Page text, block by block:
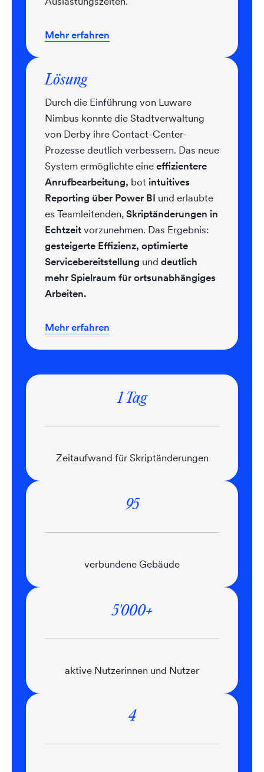
Mehr erfahren
Lösung
Durch die Einführung von Luware
Nimbus konnte die Stadtverwaltung
von Derby ihre Contact-Center-
Prozesse deutlich verbessern. Das neue
System ermöglichte eineeffizientere
Anrufbearbeitung, bot intuitives
Reporting über Power BI und erlaubte
es Teamleitenden,Skriptänderungen in
Echtzeitvorzunehmen. Das Ergebnis:
gesteigerte Effizienz, optimierte
Servicebereitstellung und deutlich
mehr Spielraum für ortsunabhängiges
Arbeiten.
Mehr erfahren
1 Tag
Zeitaufwand für Skriptänderungen
95
verbundene Gebäude
5'000+
aktive Nutzerinnen und Nutzer
4